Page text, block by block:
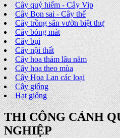
Cây quý hiếm - Cây Vip
Cây Bon sai - Cây thế
Cây trồng sân vườn biệt thự
Cây bóng mát
Cây bụi
Cây nội thất
Cây hoa thảm lâu năm
Cây hoa theo mùa
Cây Hoa Lan các loại
Cây giống
Hạt giống
THI CÔNG CẢNH
NGHIỆP